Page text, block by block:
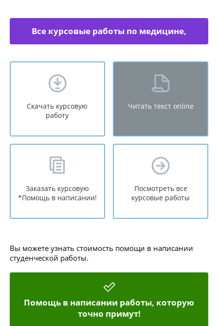
Все курсовые работы по медицине,
Скачать курсовую
работу
Читать текст online
Заказать курсовую
*Помощь в написании!
Посмотреть все
курсовые работы
Вы можете узнать стоимость помощи в написании
студенческой работы.
Помощь в написании работы, которую
точно примут!